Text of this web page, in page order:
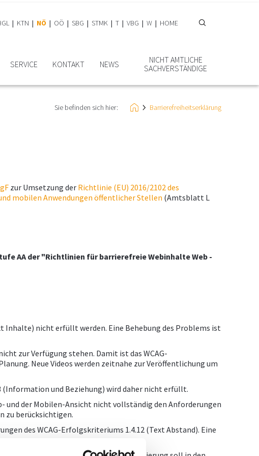
KTN NÖ OÖ SBG STMK T VBG W HOME
SERVICE KONTAKT NEWS
NICHT AMTLICHE
SACHVERSTÄNDIGE
Sie befinden sich hier: Barrierefreiheitserklärung
zur Umsetzung der Richtlinie (EU) 2016/2102 des
mobilen Anwendungen öffentlicher Stellen (Amtsblatt L
AA der "Richtlinien für barrierefreie Webinhalte Web -
Inhalte) nicht erfüllt werden. Eine Behebung des Problems ist
zur Verfügung stehen. Damit ist das WCAG-
Neue Videos werden zeitnahe zur Veröffentlichung um
(Information und Beziehung) wird daher nicht erfüllt.
und der Mobilen-Ansicht nicht vollständig den Anforderungen
zu berücksichtigen.
des WCAG-Erfolgskriteriums 1.4.12 (Text Abstand). Eine